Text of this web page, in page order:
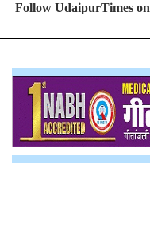
Follow UdaipurTimes on